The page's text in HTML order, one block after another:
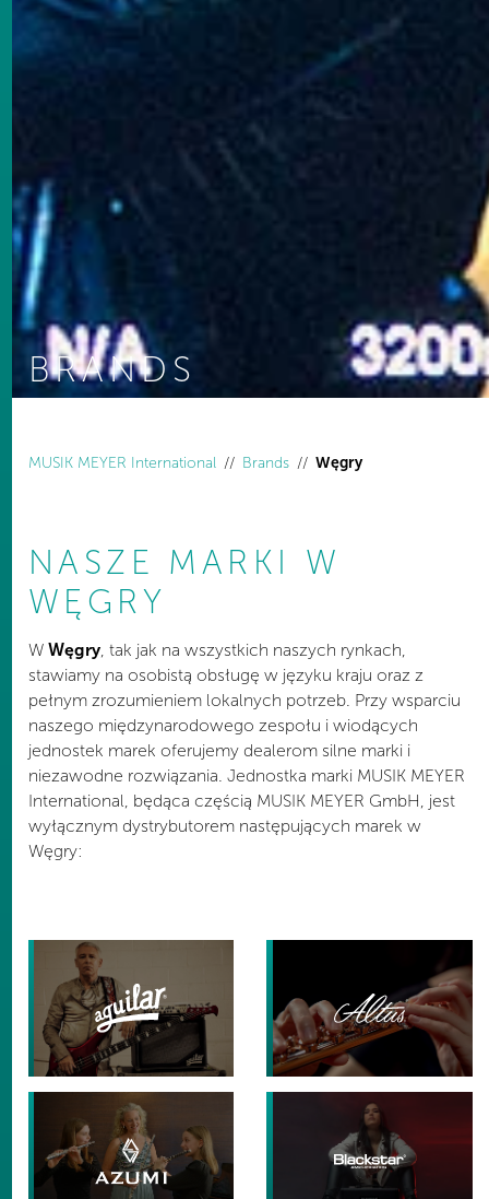
BRANDS
MUSIK MEYER International
Brands Węgry
NASZE MARKI W
WĘGRY
W Węgry, tak jak na wszystkich naszych rynkach,
stawiamy na osobistą obsługę w języku kraju oraz z
pełnym zrozumieniem lokalnych potrzeb. Przy wsparciu
naszego międzynarodowego zespołu i wiodących
jednostek marek oferujemy dealerom silne marki i
niezawodne rozwiązania. Jednostka marki MUSIK MEYER
International, będąca częścią MUSIK MEYER GmbH, jest
wyłącznym dystrybutorem następujących marek w
Węgry: